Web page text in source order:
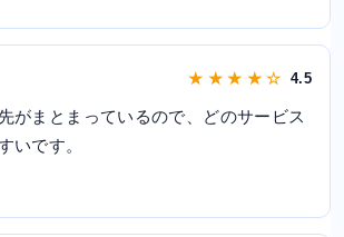
★ ★ ★ ★ ☆ 4.5
がまとまっているので、どのサービス
いです。